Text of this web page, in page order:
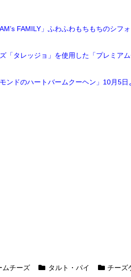
FAMILY」ふわふわもちもちのシフ
「タレッジョ」を使用した「プレミア
ンドのハートバームクーヘン」10月5日
ムチーズ タルト・パイ チーズ